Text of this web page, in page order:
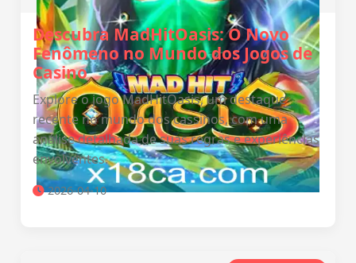
Descubra MadHitOasis: O Novo
Fenômeno no Mundo dos Jogos de
Casino
Explore o jogo MadHitOasis, um destaque
recente no mundo dos cassinos, com uma
análise detalhada de suas regras e experiências
envolventes.
2026-04-10